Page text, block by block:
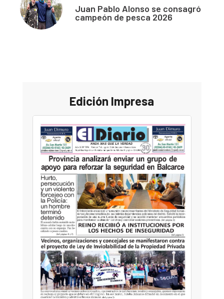
Juan Pablo Alonso se consagró
campeón de pesca 2026
Edición Impresa